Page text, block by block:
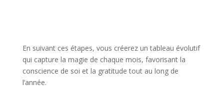
En suivant ces étapes, vous créerez un tableau évolutif
qui capture la magie de chaque mois, favorisant la
conscience de soi et la gratitude tout au long de
l’année.